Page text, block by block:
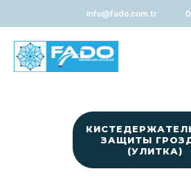
info@fado.com.tr
ЗАЩИТЫ
(УЛИТКА)